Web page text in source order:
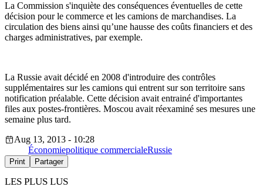
La Commission s'inquiète des conséquences éventuelles de cette
décision pour le commerce et les camions de marchandises. La
circulation des biens ainsi qu’une hausse des coûts financiers et des
charges administratives, par exemple.
La Russie avait décidé en 2008 d'introduire des contrôles
supplémentaires sur les camions qui entrent sur son territoire sans
notification préalable. Cette décision avait entrainé d'importantes
files aux postes-frontières. Moscou avait réexaminé ses mesures une
semaine plus tard.
Aug 13, 2013 - 10:28
Économiepolitique commercialeRussie
Print Partager
LES PLUS LUS